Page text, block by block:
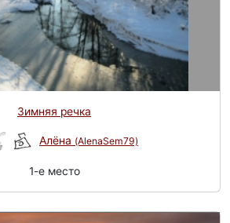
Зимняя речка
Алёна (AlenaSem79)
1-e место